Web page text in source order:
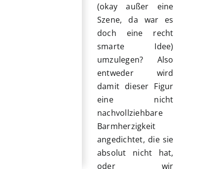
(okay außer eine
Szene, da war es
doch eine recht
smarte Idee)
umzulegen? Also
entweder wird
damit dieser Figur
eine nicht
nachvollziehbare
Barmherzigkeit
angedichtet, die sie
absolut nicht hat,
oder wir